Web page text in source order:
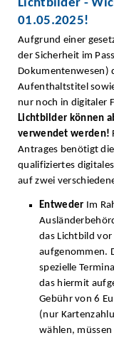
Lichtbilder -
01.05.2025!
Aufgrund einer
der Sicherheit im
Dokumentenwesen)
Aufenthaltstitel
nur noch in digitaler
Lichtbilder können
verwendet werden!
Antrages benötigt
qualifiziertes
auf zwei
Entweder Im
das Lichtbild
aufgenommen.
spezielle
das hiermit
Gebühr von 6
(nur
wählen,